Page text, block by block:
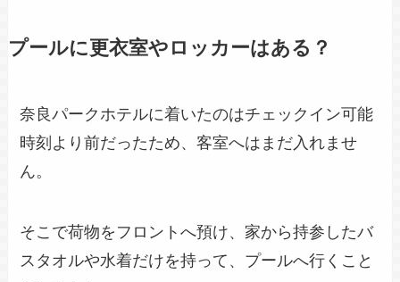
プールに更衣室やロッカーはある？
奈良パークホテルに着いたのはチェックイン可能
時刻より前だったため、客室へはまだ入れませ
ん。
そこで荷物をフロントへ預け、家から持参したバ
スタオルや水着だけを持って、プールへ行くこと